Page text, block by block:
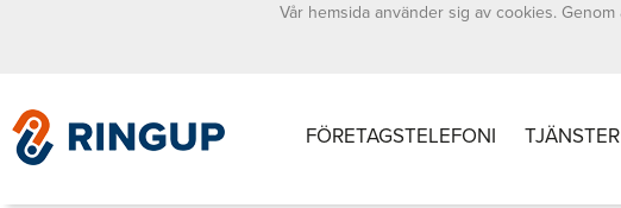
FÖRETAGSTELEFONI TJÄNSTER
Vår hemsida använder sig av cookies.